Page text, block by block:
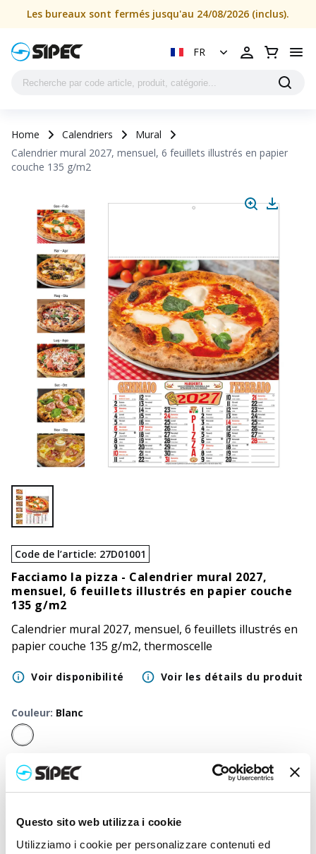
Questo sito web utilizza i cookie
Utilizziamo i cookie per personalizzare contenuti ed
Les bureaux sont fermés jusqu'au 24/08/2026 (inclus).
FR
Home Calendriers
Mural
Calendrier mural 2027, mensuel, 6 feuillets illustrés en papier
couche 135 g/m2
Code de l’article: 27D01001
Facciamo la pizza - Calendrier mural 2027,
mensuel, 6 feuillets illustrés en papier couche
135 g/m2
Calendrier mural 2027, mensuel, 6 feuillets illustrés en
papier couche 135 g/m2, thermoscelle
Voir disponibilité Voir les détails du produit
Couleur: Blanc
50+ 1000+ 2500
1,200€ 1,200€ 1,200€ 1,200€ 1,200€ 1,200€